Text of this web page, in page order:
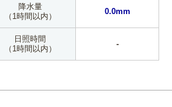
降水量
（1時間以内）
0.0mm
日照時間
（1時間以内）
-